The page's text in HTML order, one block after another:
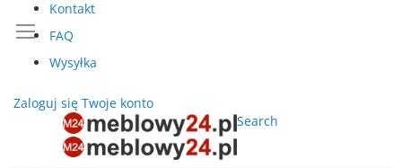
Kontakt
FAQ
Wysyłka
Zaloguj się Twoje konto
Search